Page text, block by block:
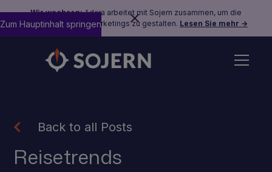
Wir wachsen:Adara arbeitet mit Sojern zusammen, um die
Zukunft des Reisemarketings zu gestalten. Lesen Sie mehr →
Zum Hauptinhalt springen
Back to all Posts
Reisetrends